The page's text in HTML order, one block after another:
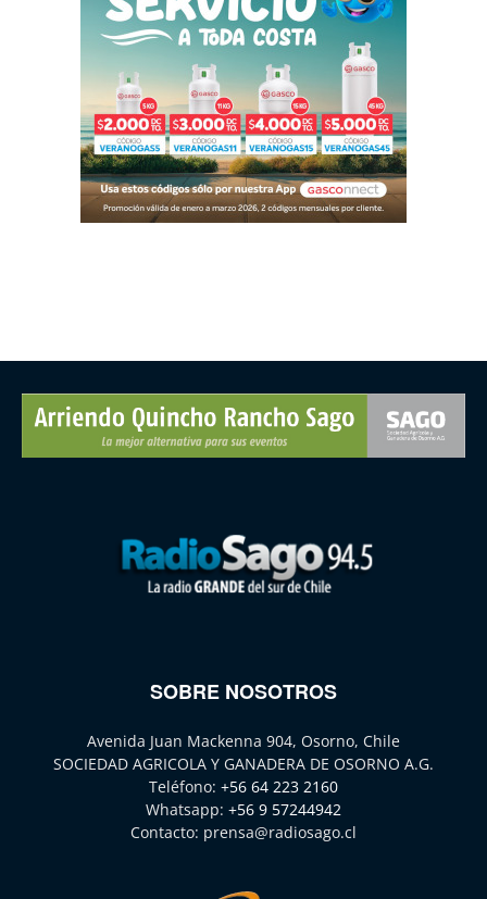
SOBRE NOSOTROS
Avenida Juan Mackenna 904, Osorno, Chile
SOCIEDAD AGRICOLA Y GANADERA DE OSORNO A.G.
Teléfono: +56 64 223 2160
Whatsapp: +56 9 57244942
Contacto: prensa@radiosago.cl